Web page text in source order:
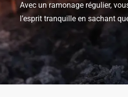
Avec un ramonage régulier,
l’esprit tranquille en sachant